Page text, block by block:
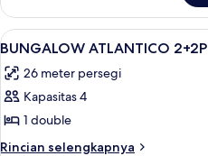
Bungalow,
kamar
(Mediterraneo)
Lihat
semua
foto
untuk
BUNGALOW
ATLANTICO
4
BUNGALOW ATLANTICO 2+2P
26 meter persegi
Kapasitas 4
1 double
Rincian selengkapnya
Rincian